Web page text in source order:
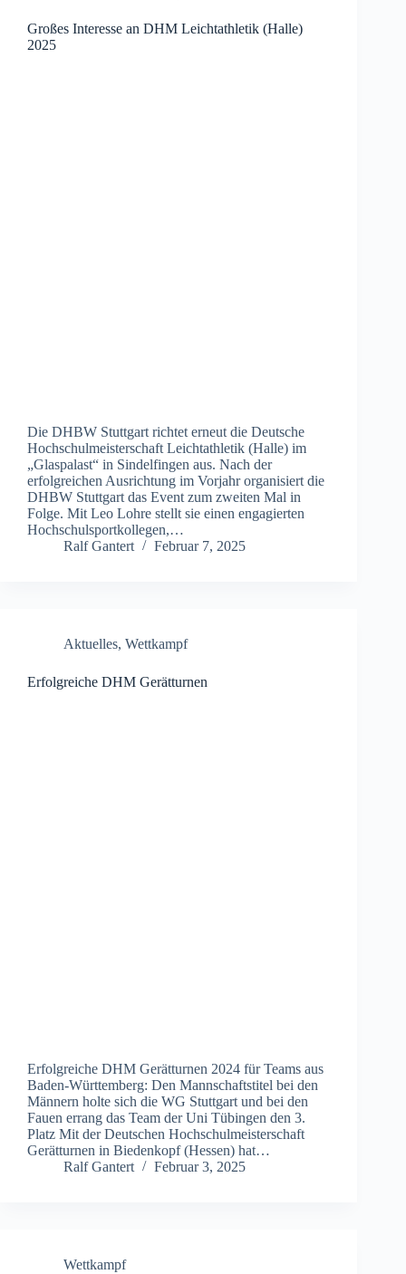
Großes Interesse an DHM Leichtathletik (Halle)
2025
Die DHBW Stuttgart richtet erneut die Deutsche
Hochschulmeisterschaft Leichtathletik (Halle) im
„Glaspalast“ in Sindelfingen aus. Nach der
erfolgreichen Ausrichtung im Vorjahr organisiert die
DHBW Stuttgart das Event zum zweiten Mal in
Folge. Mit Leo Lohre stellt sie einen engagierten
Hochschulsportkollegen,…
Ralf Gantert
Februar 7, 2025
Aktuelles, Wettkampf
Erfolgreiche DHM Gerätturnen
Erfolgreiche DHM Gerätturnen 2024 für Teams aus
Baden-Württemberg: Den Mannschaftstitel bei den
Männern holte sich die WG Stuttgart und bei den
Fauen errang das Team der Uni Tübingen den 3.
Platz Mit der Deutschen Hochschulmeisterschaft
Gerätturnen in Biedenkopf (Hessen) hat…
Ralf Gantert
Februar 3, 2025
Wettkampf